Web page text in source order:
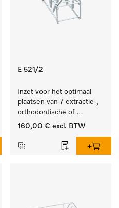
E 521/2
Inzet voor het optimaal
plaatsen van 7 extractie-,
orthodontische of
techniektangen.
160,00 € excl. BTW